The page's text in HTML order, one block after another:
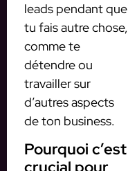
leads pendant que
tu fais autre chose,
comme te
détendre ou
travailler sur
d’autres aspects
de ton business.
Pourquoi c’est